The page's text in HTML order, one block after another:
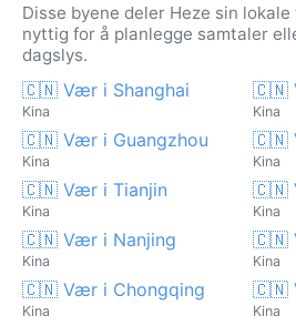
Disse byene deler Heze sin
nyttig for å planlegge samtaler
dagslys.
🇨🇳 Vær i Shanghai
Kina
🇨🇳
Kina
🇨🇳 Vær i Guangzhou
Kina
🇨🇳
Kina
🇨🇳 Vær i Tianjin
Kina
🇨🇳
Kina
🇨🇳 Vær i Nanjing
Kina
🇨🇳
Kina
🇨🇳 Vær i Chongqing
Kina
🇨🇳
Kina